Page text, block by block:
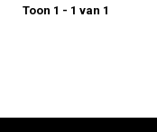
Toon 1 - 1 van 1